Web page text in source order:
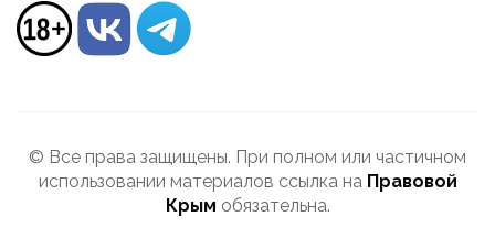
© Все права защищены. При полном или частичном
использовании материалов ссылка на Правовой
Крым обязательна.